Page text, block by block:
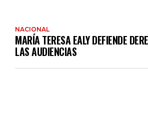
NACIONAL
MARÍA TERESA EALY DEFIENDE
LAS AUDIENCIAS